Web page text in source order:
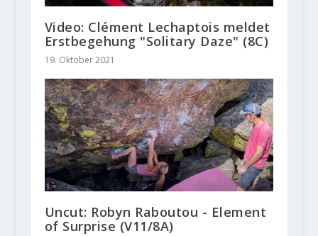
Video: Clément Lechaptois meldet
Erstbegehung "Solitary Daze" (8C)
19. Oktober 2021
Uncut: Robyn Raboutou - Element
of Surprise (V11/8A)